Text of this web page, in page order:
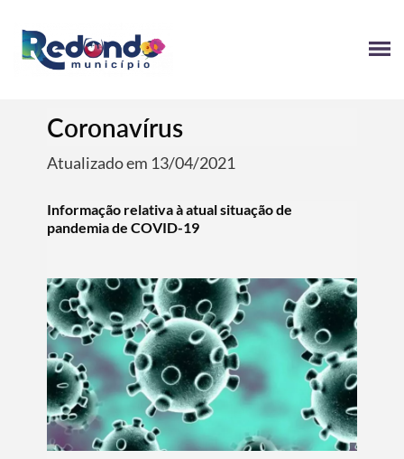
Coronavírus
Atualizado em 13/04/2021
Informação relativa à atual situação de
pandemia de COVID-19